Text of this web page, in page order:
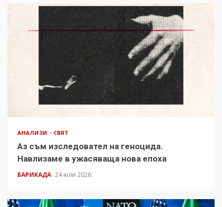
АНАЛИЗИ СВЯТ
Аз съм изследовател на геноцида.
Навлизаме в ужасяваща нова епоха
БАРИКАДА 24 юли 2026